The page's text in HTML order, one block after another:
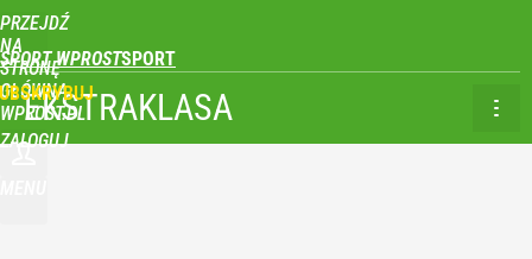
PRZEJDŹ
NA
STRONĘ
GŁÓWNĄ
WPROST.PL
SPORT WPROST
ZALOGUJ
EKSTRAKLASA